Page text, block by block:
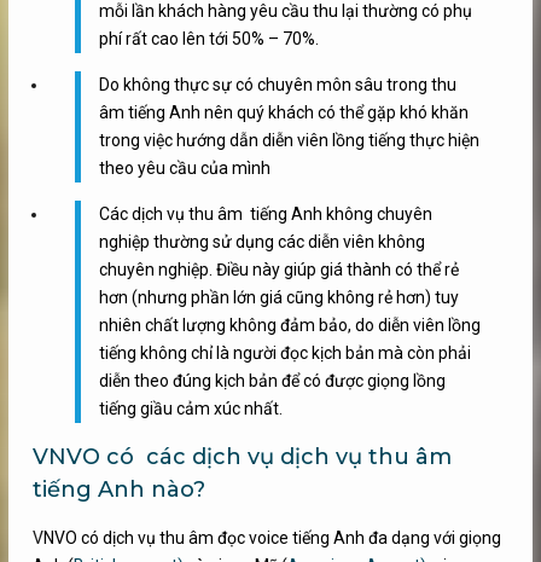
mỗi lần khách hàng yêu cầu thu lại thường có phụ
phí rất cao lên tới 50% – 70%.
Do không thực sự có chuyên môn sâu trong thu
âm tiếng Anh nên quý khách có thể gặp khó khăn
trong việc hướng dẫn diễn viên lồng tiếng thực hiện
theo yêu cầu của mình
Các dịch vụ thu âm tiếng Anh không chuyên
nghiệp thường sử dụng các diễn viên không
chuyên nghiệp. Điều này giúp giá thành có thể rẻ
hơn (nhưng phần lớn giá cũng không rẻ hơn) tuy
nhiên chất lượng không đảm bảo, do diễn viên lồng
tiếng không chỉ là người đọc kịch bản mà còn phải
diễn theo đúng kịch bản để có được giọng lồng
tiếng giầu cảm xúc nhất.
VNVO có các dịch vụ dịch vụ thu âm
tiếng Anh nào?
VNVO có dịch vụ thu âm đọc voice tiếng Anh đa dạng với giọng